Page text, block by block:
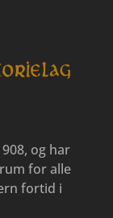
og har
for alle
fortid i